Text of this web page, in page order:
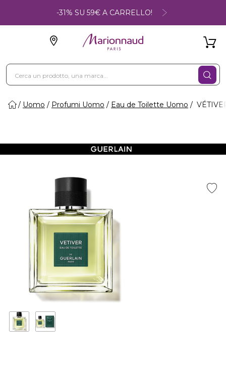
-31% SU 59€ A CARRELLO!
Uomo Profumi Uomo Eau de Toilette Uomo